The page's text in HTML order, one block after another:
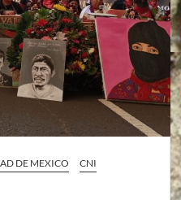
DE MEXICO
CNI